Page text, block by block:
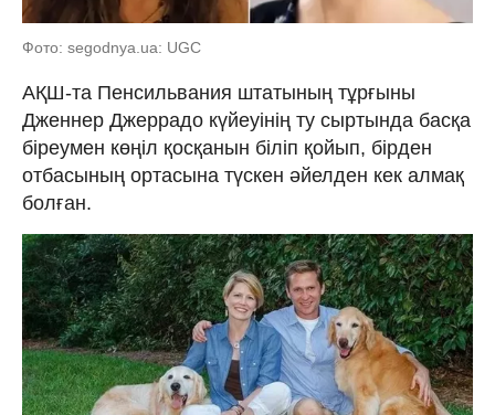
Фото: segodnya.ua: UGC
АҚШ-та Пенсильвания штатының тұрғыны
Дженнер Джеррадо күйеуінің ту сыртында басқа
біреумен көңіл қосқанын біліп қойып, бірден
отбасының ортасына түскен әйелден кек алмақ
болған.